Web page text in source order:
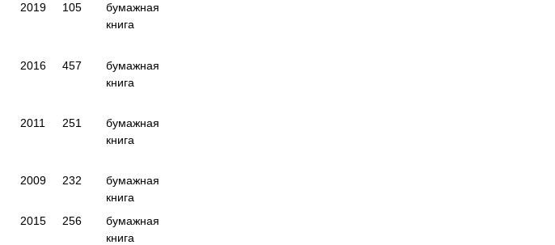
2019 105
бумажная
книга
2016 457
бумажная
книга
2011 251
бумажная
книга
2009 232
бумажная
книга
2015 256
бумажная
книга